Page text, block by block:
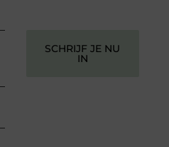
SCHRIJF JE NU
IN